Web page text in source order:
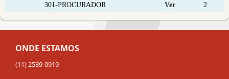
301-PROCURADOR Ver 2
ONDE ESTAMOS
(11) 2539-0919